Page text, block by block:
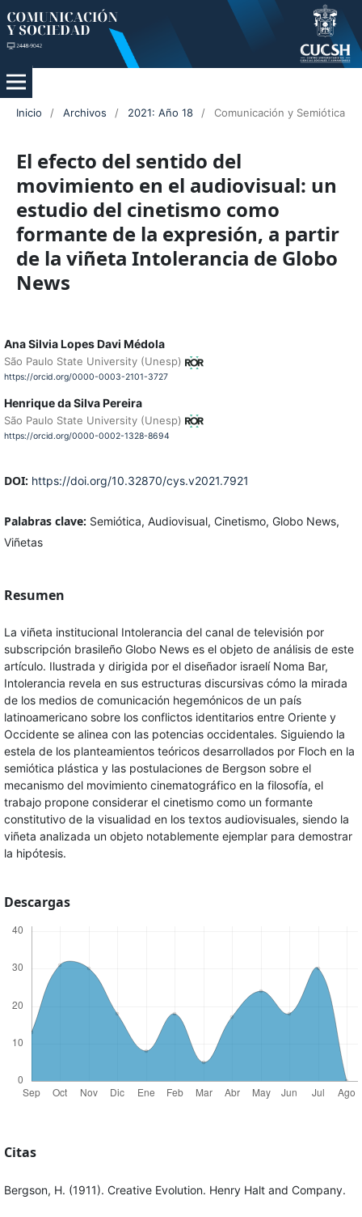
Inicio / Archivos / 2021: Año 18 / Comunicación y Semiótica
El efecto del sentido del
movimiento en el audiovisual: un
estudio del cinetismo como
formante de la expresión, a partir
de la viñeta Intolerancia de Globo
News
Ana Silvia Lopes Davi Médola
São Paulo State University (Unesp)
https://orcid.org/0000-0003-2101-3727
Henrique da Silva Pereira
São Paulo State University (Unesp)
https://orcid.org/0000-0002-1328-8694
DOI: https://doi.org/10.32870/cys.v2021.7921
Palabras clave: Semiótica, Audiovisual, Cinetismo, Globo News,
Viñetas
Resumen
La viñeta institucional Intolerancia del canal de televisión por
subscripción brasileño Globo News es el objeto de análisis de este
artículo. Ilustrada y dirigida por el diseñador israelí Noma Bar,
Intolerancia revela en sus estructuras discursivas cómo la mirada
de los medios de comunicación hegemónicos de un país
latinoamericano sobre los conflictos identitarios entre Oriente y
Occidente se alinea con las potencias occidentales. Siguiendo la
estela de los planteamientos teóricos desarrollados por Floch en la
semiótica plástica y las postulaciones de Bergson sobre el
mecanismo del movimiento cinematográfico en la filosofía, el
trabajo propone considerar el cinetismo como un formante
constitutivo de la visualidad en los textos audiovisuales, siendo la
viñeta analizada un objeto notablemente ejemplar para demostrar
la hipótesis.
Descargas
Citas
Bergson, H. (1911). Creative Evolution. Henry Halt and Company.